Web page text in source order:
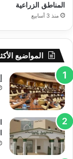
المناطق الزراعية
منذ 3 أسابيع
المواضيع